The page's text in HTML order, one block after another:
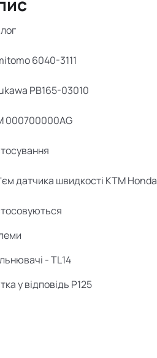
6040-3111
PB165-03010
000700000AG
датчика швидкості KTM Honda
-TL14
у відповідь P125